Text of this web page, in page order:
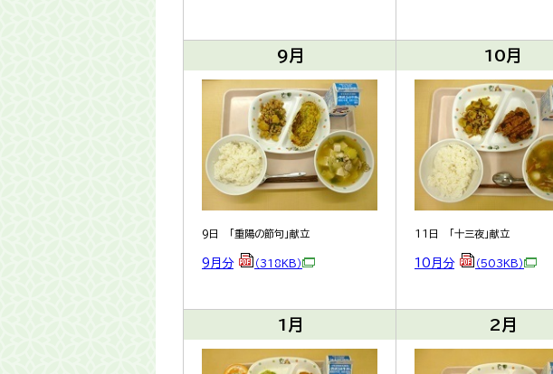
9月
9日 「重陽の節句」献立
9月分 （318KB）
10月
11日 「十三夜」献立
10月分 （503KB）
1月 2月